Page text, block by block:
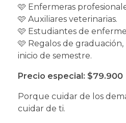
🩷 Enfermeras
🩷 Auxiliares veterinarias.
🩷 Estudiantes de
🩷 Regalos de
inicio de semestre.
Precio especial: $79.900
Porque cuidar de los
cuidar de ti.